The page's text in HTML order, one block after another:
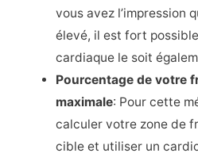
vous avez l’impression
élevé, il est fort
cardiaque le soit
Pourcentage de votre
maximale: Pour cette
calculer votre zone de
cible et utiliser un